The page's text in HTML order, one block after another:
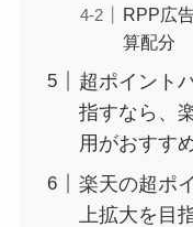
RPP広
算配分
超ポイント
指すなら、
用がおすす
楽天の超ポ
上拡大を目